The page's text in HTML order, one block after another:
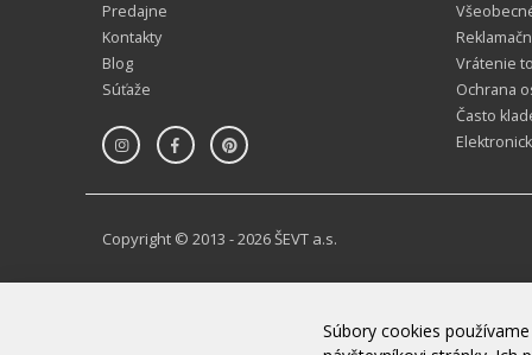
Predajne
Kontakty
Blog
Súťaže
Vrátenie
Ochrana
Často
Copyright © 2013 - 2026 ŠEVT a.s.
Súbory cookies